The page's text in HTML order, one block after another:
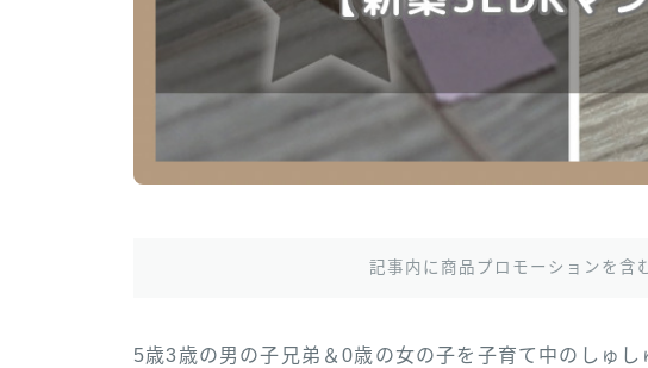
記事内に商品プロモーションを含
5歳3歳の男の子兄弟＆0歳の女の子を子育て中のしゅし